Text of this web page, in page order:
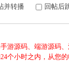
并转播 回帖后
游源码、端游源码
个小时之内，从您